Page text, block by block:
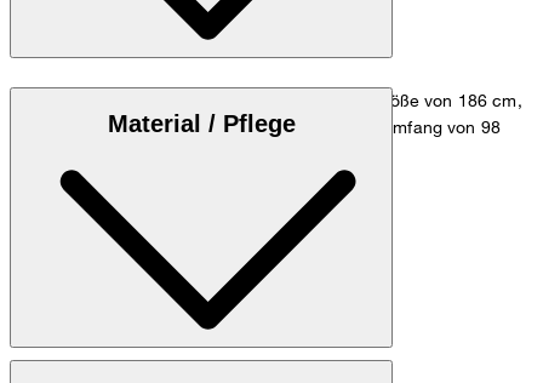
Das Model trägt die Größe 48 bei einer Körpergröße von 186 cm,
einem Taillenumfang von 84 cm und einem Hüftumfang von 98
Zum Hosen Guide
Material / Pflege